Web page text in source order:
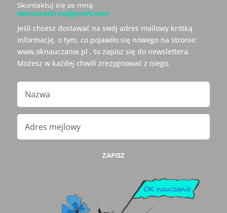
Skontaktuj się ze mną
danuta.sterna@gmail.com
Jeśli chcesz dostawać na swój adres mailowy krótką
informację, o tym, co pojawiło się nowego na stronie:
www.oknauczanie.pl , to zapisz się do newslettera.
Możesz w każdej chwili zrezygnować z niego.
ZAPISZ